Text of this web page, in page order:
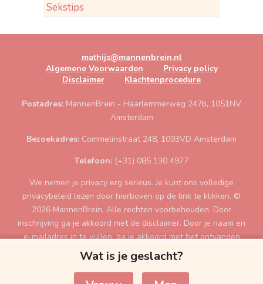
Sekstips
mathijs@mannenbrein.nl
Algemene Voorwaarden
Privacy policy
Disclaimer
Klachtenprocedure
Postadres: MannenBrein - Haarlemmerweg 247b, 1051NV
Amsterdam
Bezoekadres: Commelinstraat 248, 1093VD Amsterdam
Telefoon: (+31) 085 130 4977
We nemen je privacy erg serieus. Je kunt ons volledige
privacybeleid lezen door hierboven op de link te klikken. ©
2026 MannenBrein. Alle rechten voorbehouden. Door
inschrijving ga je akkoord met de disclaimer. Door je naam en
e-mailadres in te vullen, ga je akkoord met het ontvangen
van de gratis tips per e-mail. Je moet minimaal 18 jaar zijn
voor de inschrijving. Als je contact zoekt kan je ons mailen
op mathijs@MannenBrein.nl
Wat is je geslacht?